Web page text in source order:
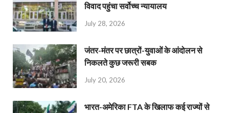
विवाद पहुंचा सर्वोच्च न्यायालय
July 28, 2026
जंतर-मंतर पर छात्रों-युवाओं के आंदोलन से
निकलते कुछ जरूरी सबक
July 20, 2026
भारत-अमेरिका FTA के खिलाफ कई राज्यों से